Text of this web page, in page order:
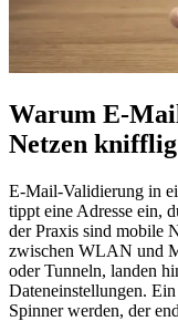
Warum E-
Netzen
E‑Mail‑Validierung in
tippt eine Adresse ein,
der Praxis sind mobile
zwischen WLAN und
oder Tunneln, landen
Dateneinstellungen.
Spinner werden, der